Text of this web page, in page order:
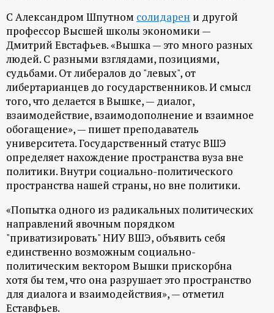
С Александром Шпутном солидарен и другой
профессор Высшей школы экономики —
Дмитрий Евстафьев. «Вышка — это много разных
людей. С разными взглядами, позициями,
судьбами. От либералов до "левых", от
либертарианцев до государственников. И смысл
того, что делается в Вышке, — диалог,
взаимодействие, взаимодополнение и взаимное
обогащение», — пишет преподаватель
университета. Государственный статус ВШЭ
определяет нахождение пространства вуза вне
политики. Внутри социально-политического
пространства нашей страны, но вне политики.
«Попытка одного из радикальных политических
направлений явочным порядком
"приватизировать" НИУ ВШЭ, объявить себя
единственно возможным социально-
политическим вектором Вышки прискорбна
хотя бы тем, что она разрушает это пространство
для диалога и взаимодействия», — отметил
Еставфьев.